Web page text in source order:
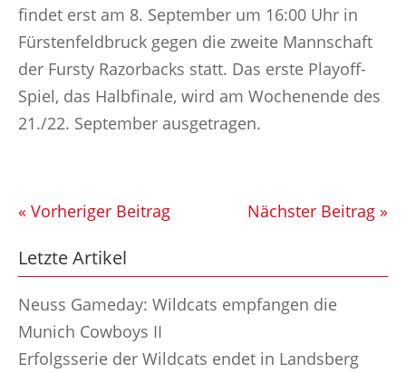
findet erst am 8. September um 16:00 Uhr in
Fürstenfeldbruck gegen die zweite Mannschaft
der Fursty Razorbacks statt. Das erste Playoff-
Spiel, das Halbfinale, wird am Wochenende des
21./22. September ausgetragen.
« Vorheriger Beitrag Nächster Beitrag »
Letzte Artikel
Neuss Gameday: Wildcats empfangen die
Munich Cowboys II
Erfolgsserie der Wildcats endet in Landsberg